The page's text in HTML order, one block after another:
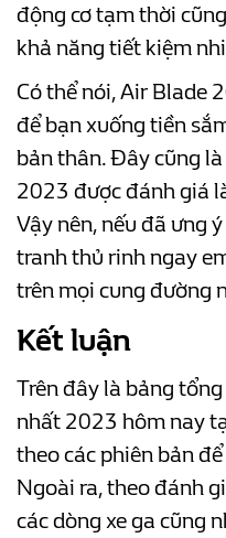
động cơ tạm thời
khả năng tiết kiệm
Có thể nói, Air Blade
để bạn xuống tiền
bản thân. Đây cũng
2023 được đánh giá
Vậy nên, nếu đã ưng
tranh thủ rinh ngay
trên mọi cung đường
Kết luận
Trên đây là bảng
nhất 2023 hôm nay
theo các phiên bản
Ngoài ra, theo đánh
các dòng xe ga cũng